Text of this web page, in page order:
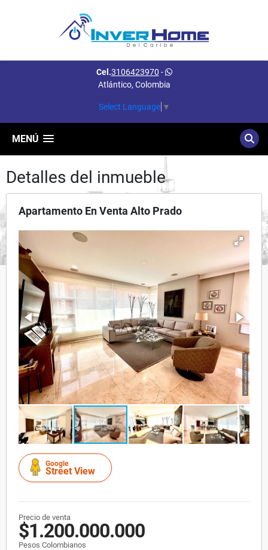
Cel.3106423970 -
Atlántico, Colombia
Select Language ▼
MENÚ
Detalles del inmueble
Apartamento En Venta Alto Prado
Google
Street View
Precio de venta
$1.200.000.000
Pesos Colombianos